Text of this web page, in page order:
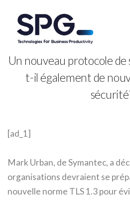
Un nouveau protocole
t-il également de
[ad_1]
Mark Urban, de Symantec, a
organisations devraient se
nouvelle norme TLS 1.3 pour